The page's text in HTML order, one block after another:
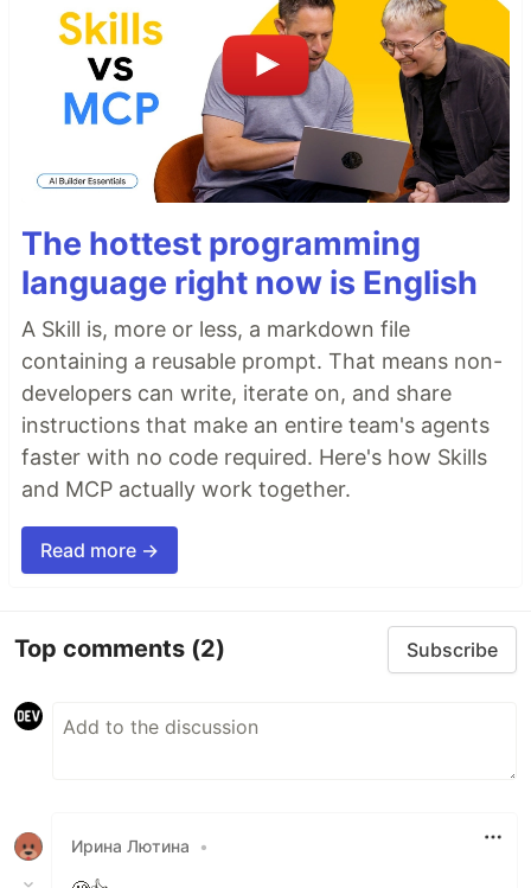
The hottest programming
language right now is English
A Skill is, more or less, a markdown file
containing a reusable prompt. That means non-
developers can write, iterate on, and share
instructions that make an entire team's agents
faster with no code required. Here's how Skills
and MCP actually work together.
Read more →
Top comments (2) Subscribe
Ирина Лютина •